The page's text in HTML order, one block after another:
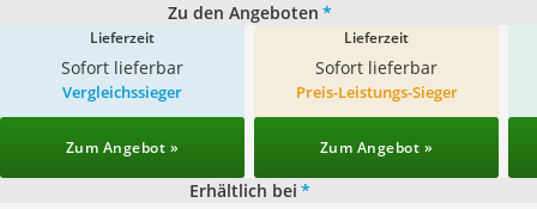
Zu den Angeboten *
Lieferzeit
Sofort lieferbar
Lieferzeit
Sofort lieferbar
Vergleichssieger
Zum Angebot »
Preis-Leistungs-Sieger
Zum Angebot »
Erhältlich bei *